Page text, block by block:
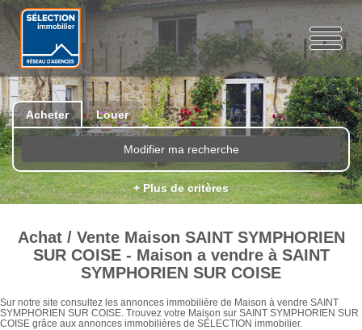
Acheter Louer
Modifier ma recherche
+ Plus de critères
Achat / Vente Maison SAINT SYMPHORIEN
SUR COISE - Maison a vendre à SAINT
SYMPHORIEN SUR COISE
Sur notre site consultez les annonces immobilière de Maison à vendre SAINT
SYMPHORIEN SUR COISE. Trouvez votre Maison sur SAINT SYMPHORIEN SUR
COISE grâce aux annonces immobilières de SÉLECTION immobilier.